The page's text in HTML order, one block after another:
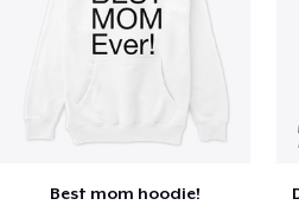
Best mom hoodie!